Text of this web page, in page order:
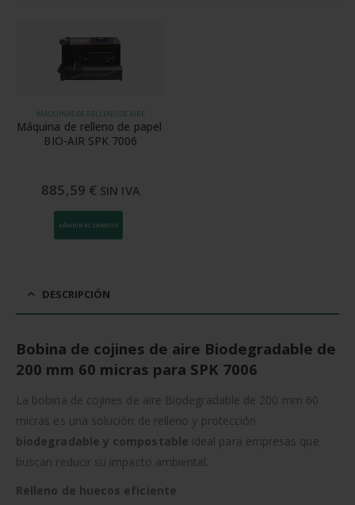
MÁQUINAS DE RELLENO DE AIRE
Máquina de relleno de papel
BIO-AIR SPK 7006
885,59 € SIN IVA
AÑADIR AL CARRITO
DESCRIPCIÓN
Bobina de cojines de aire Biodegradable de
200 mm 60 micras para SPK 7006
La bobina de cojines de aire Biodegradable de 200 mm 60
micras es una solución de relleno y protección
biodegradable y compostable ideal para empresas que
buscan reducir su impacto ambiental.
Relleno de huecos eficiente